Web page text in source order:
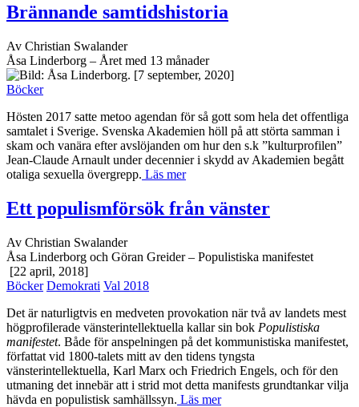
Brännande samtidshistoria
Av Christian Swalander
Åsa Linderborg – Året med 13 månader
[7 september, 2020]
Böcker
Hösten 2017 satte metoo agendan för så gott som hela det offentliga
samtalet i Sverige. Svenska Akademien höll på att störta samman i
skam och vanära efter avslöjanden om hur den s.k ”kulturprofilen”
Jean-Claude Arnault under decennier i skydd av Akademien begått
otaliga sexuella övergrepp. Läs mer
Ett populismförsök från vänster
Av Christian Swalander
Åsa Linderborg och Göran Greider – Populistiska manifestet
[22 april, 2018]
Böcker Demokrati Val 2018
Det är naturligtvis en medveten provokation när två av landets mest
högprofilerade vänsterintellektuella kallar sin bok Populistiska
manifestet. Både för anspelningen på det kommunistiska manifestet,
författat vid 1800-talets mitt av den tidens tyngsta
vänsterintellektuella, Karl Marx och Friedrich Engels, och för den
utmaning det innebär att i strid mot detta manifests grundtankar vilja
hävda en populistisk samhällssyn. Läs mer